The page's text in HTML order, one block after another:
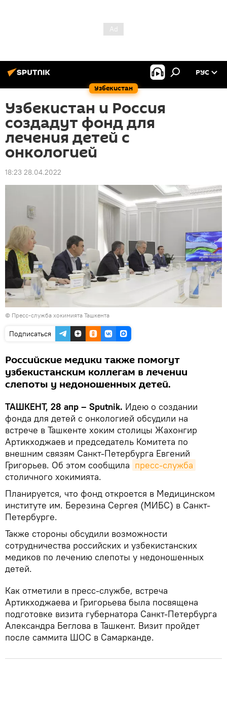
Узбекистан
РУС
Узбекистан и Россия
создадут фонд для
лечения детей с
онкологией
18:23 28.04.2022
© Пресс-служба хокимията Ташкента
Подписаться
Российские медики также помогут
узбекистанским коллегам в лечении
слепоты у недоношенных детей.
ТАШКЕНТ, 28 апр – Sputnik. Идею о создании
фонда для детей с онкологией обсудили на
встрече в Ташкенте хоким столицы Жахонгир
Артикходжаев и председатель Комитета по
внешним связям Санкт-Петербурга Евгений
Григорьев. Об этом сообщила пресс-служба
столичного хокимията.
Планируется, что фонд откроется в Медицинском
институте им. Березина Сергея (МИБС) в Санкт-
Петербурге.
Также стороны обсудили возможности
сотрудничества российских и узбекистанских
медиков по лечению слепоты у недоношенных
детей.
Как отметили в пресс-службе, встреча
Артикходжаева и Григорьева была посвящена
подготовке визита губернатора Санкт-Петербурга
Александра Беглова в Ташкент. Визит пройдет
после саммита ШОС в Самарканде.